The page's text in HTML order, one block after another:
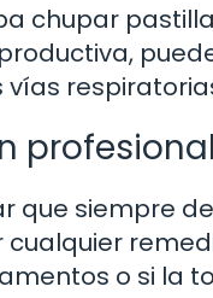
chupar
que siempre
o si la